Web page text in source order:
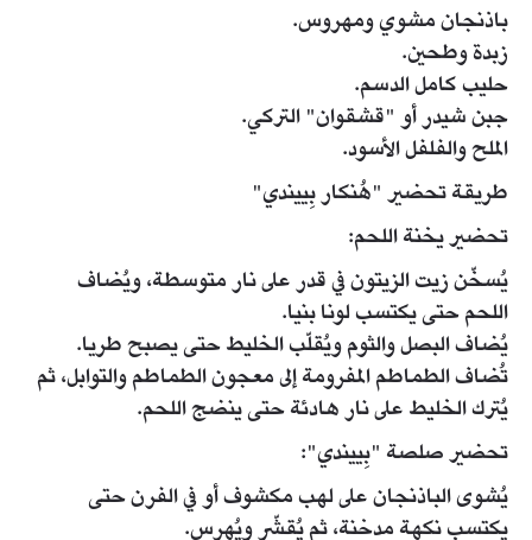
باذنجان مشوي ومهروس.
زبدة وطحين.
حليب كامل الدسم.
جبن شيدر أو "قشقوان" التركي.
الملح والفلفل الأسود.
طريقة تحضير "هُنكار بِييندي"
تحضير يخنة اللحم:
يُسخّن زيت الزيتون في قدر على نار متوسطة، ويُضاف
اللحم حتى يكتسب لونا بنيا.
يُضاف البصل والثوم ويُقلّب الخليط حتى يصبح طريا.
تُضاف الطماطم المفرومة إلى معجون الطماطم والتوابل، ثم
يُترك الخليط على نار هادئة حتى ينضج اللحم.
تحضير صلصة "بِييندي":
يُشوى الباذنجان على لهب مكشوف أو في الفرن حتى
يكتسب نكهة مدخنة، ثم يُقشّر ويُهرس.